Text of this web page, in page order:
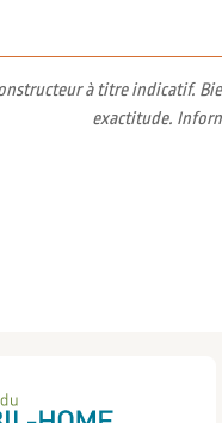
à titre indicatif.
exactitude.